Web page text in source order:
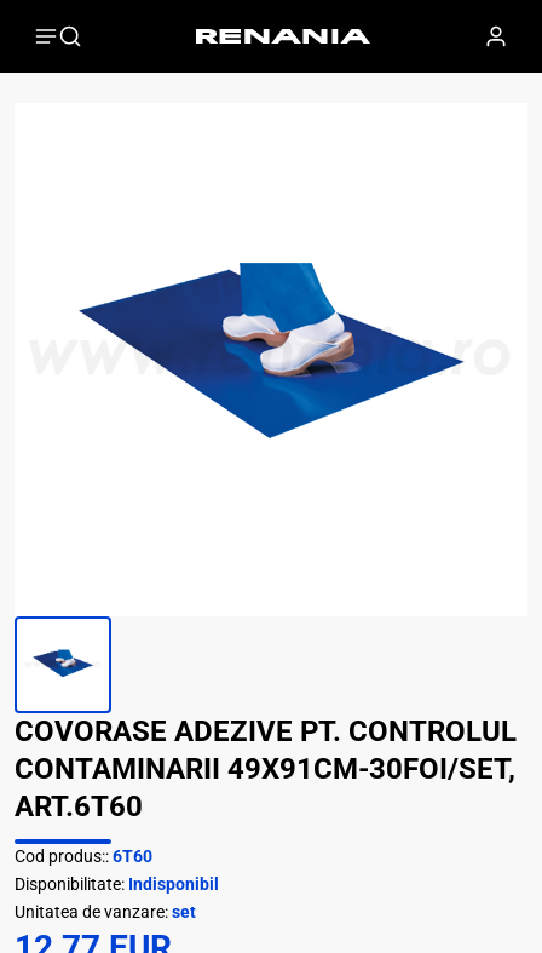
COVORASE ADEZIVE PT. CONTROLUL
CONTAMINARII 49X91CM-30FOI/SET,
ART.6T60
Cod produs::6T60
Disponibilitate: Indisponibil
Unitatea de vanzare:set